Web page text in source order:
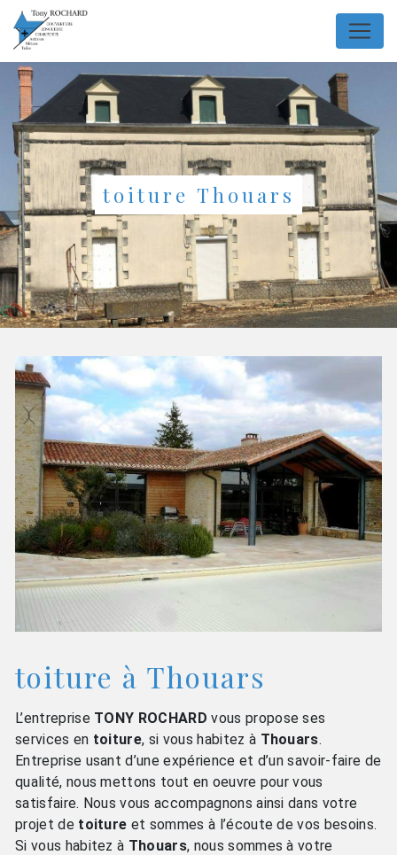
Panneau de gestion des cookies
toiture Thouars
toiture à Thouars
L’entreprise TONY ROCHARD vous propose ses
services en toiture, si vous habitez à Thouars.
Entreprise usant d’une expérience et d’un savoir-faire de
qualité, nous mettons tout en oeuvre pour vous
satisfaire. Nous vous accompagnons ainsi dans votre
projet de toiture et sommes à l’écoute de vos besoins.
Si vous habitez à Thouars, nous sommes à votre